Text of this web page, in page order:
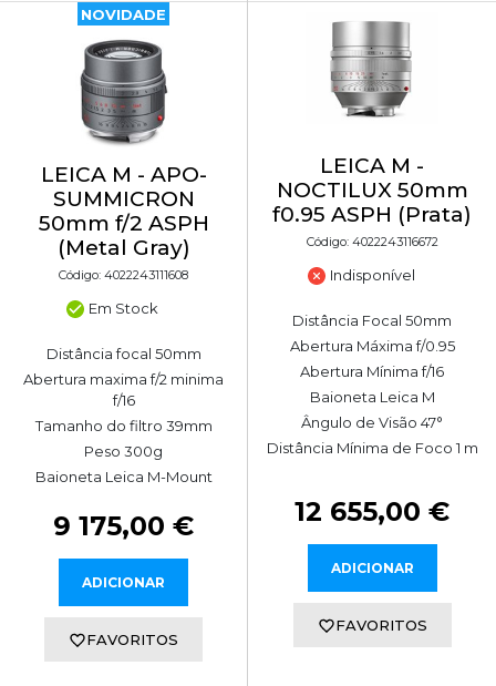
NOVIDADE
LEICA M - APO-
SUMMICRON
50mm f/2 ASPH
(Metal Gray)
Código: 4022243111608
Em Stock
Distância focal 50mm
Abertura maxima f/2 minima
f/16
Tamanho do filtro 39mm
Peso 300g
Baioneta Leica M-Mount
9 175,00 €
ADICIONAR
FAVORITOS
LEICA M -
NOCTILUX 50mm
f0.95 ASPH (Prata)
Código: 4022243116672
Indisponível
Distância Focal 50mm
Abertura Máxima f/0.95
Abertura Mínima f/16
Baioneta Leica M
Ângulo de Visão 47°
Distância Mínima de Foco 1 m
12 655,00 €
ADICIONAR
FAVORITOS